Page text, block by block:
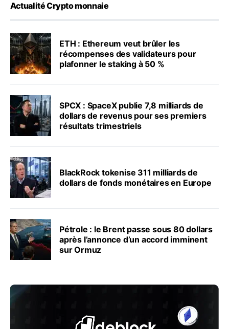
Actualité Crypto monnaie
ETH : Ethereum veut brûler les
récompenses des validateurs pour
plafonner le staking à 50 %
SPCX : SpaceX publie 7,8 milliards de
dollars de revenus pour ses premiers
résultats trimestriels
BlackRock tokenise 311 milliards de
dollars de fonds monétaires en Europe
Pétrole : le Brent passe sous 80 dollars
après l’annonce d’un accord imminent
sur Ormuz